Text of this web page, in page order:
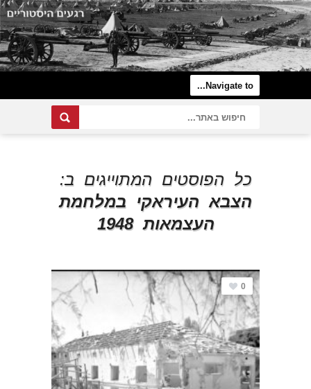
כל הפוסטים המתוייגים ב:
הצבא העיראקי במלחמת
העצמאות 1948
0